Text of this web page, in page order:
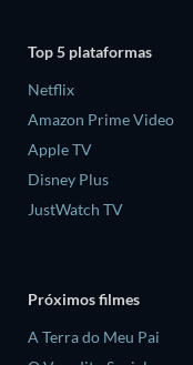
Top 5 plataformas
Netflix
Amazon Prime Video
Apple TV
Disney Plus
JustWatch TV
Próximos filmes
A Terra do Meu Pai